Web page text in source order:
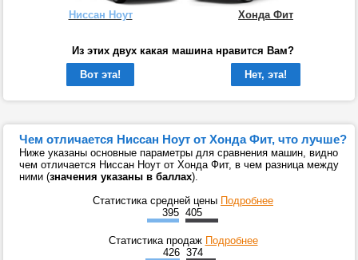
Ниссан Ноут Хонда Фит
Из этих двух какая машина нравится Вам?
Вот эта!
Нет, эта!
Чем отличается Ниссан Ноут от Хонда Фит, что лучше?
Ниже указаны основные параметры для сравнения машин, видно
чем отличается Ниссан Ноут от Хонда Фит, в чем разница между
ними (значения указаны в баллах).
Статистика средней цены Подробнее
395 405
Статистика продаж Подробнее
426 374